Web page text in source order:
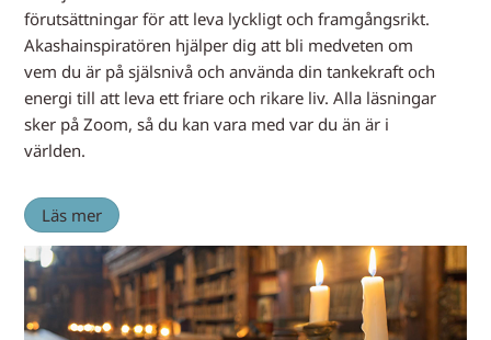
förutsättningar för att leva lyckligt och framgångsrikt.
Akashainspiratören hjälper dig att bli medveten om
vem du är på själsnivå och använda din tankekraft och
energi till att leva ett friare och rikare liv. Alla läsningar
sker på Zoom, så du kan vara med var du än är i
världen.
Läs mer